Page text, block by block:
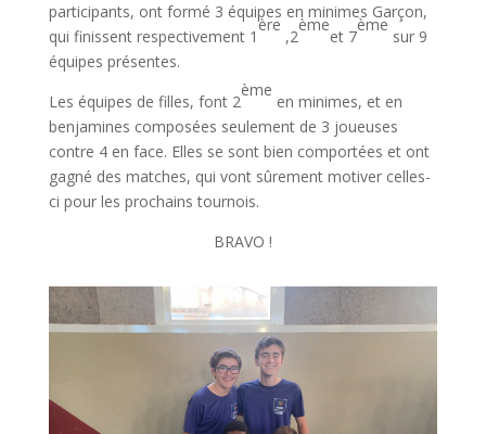
participants, ont formé 3 équipes en minimes Garçon,
qui finissent respectivement 1
ère
,2
ème
et 7
ème
sur 9
équipes présentes.
Les équipes de filles, font 2
ème
en minimes, et en
benjamines composées seulement de 3 joueuses
contre 4 en face. Elles se sont bien comportées et ont
gagné des matches, qui vont sûrement motiver celles-
ci pour les prochains tournois.
BRAVO !